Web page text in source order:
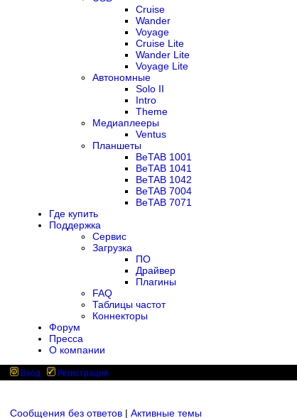
Cruise
Wander
Voyage
Cruise Lite
Wander Lite
Voyage Lite
Автономные
Solo II
Intro
Theme
Медиаплееры
Ventus
Планшеты
BeTAB 1001
BeTAB 1041
BeTAB 1042
BeTAB 7004
BeTAB 7071
Где купить
Поддержка
Сервис
Загрузка
ПО
Драйвер
Плагины
FAQ
Таблицы частот
Коннекторы
Форум
Пресса
О компании
Вход Регистрация
Сообщения без ответов | Активные темы